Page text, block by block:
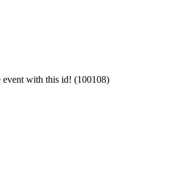
event with this id! (100108)